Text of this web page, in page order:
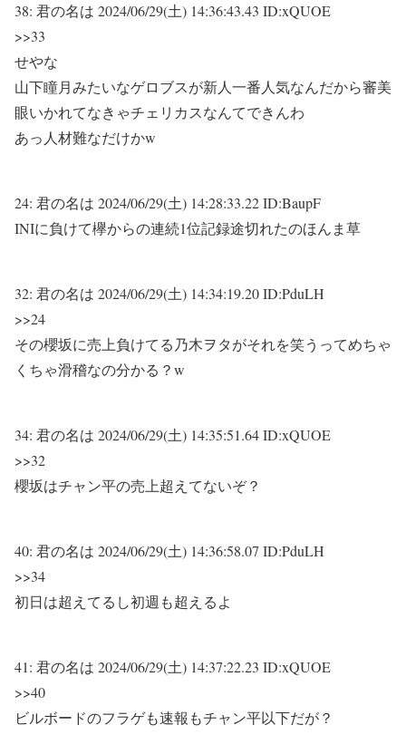
38: 君の名は 2024/06/29(土) 14:36:43.43 ID:xQUOE
>>33
せやな
山下瞳月みたいなゲロブスが新人一番人気なんだから審美
眼いかれてなきゃチェリカスなんてできんわ
あっ人材難なだけかw
24: 君の名は 2024/06/29(土) 14:28:33.22 ID:BaupF
INIに負けて欅からの連続1位記録途切れたのほんま草
32: 君の名は 2024/06/29(土) 14:34:19.20 ID:PduLH
>>24
その櫻坂に売上負けてる乃木ヲタがそれを笑うってめちゃ
くちゃ滑稽なの分かる？w
34: 君の名は 2024/06/29(土) 14:35:51.64 ID:xQUOE
>>32
櫻坂はチャン平の売上超えてないぞ？
40: 君の名は 2024/06/29(土) 14:36:58.07 ID:PduLH
>>34
初日は超えてるし初週も超えるよ
41: 君の名は 2024/06/29(土) 14:37:22.23 ID:xQUOE
>>40
ビルボードのフラゲも速報もチャン平以下だが？